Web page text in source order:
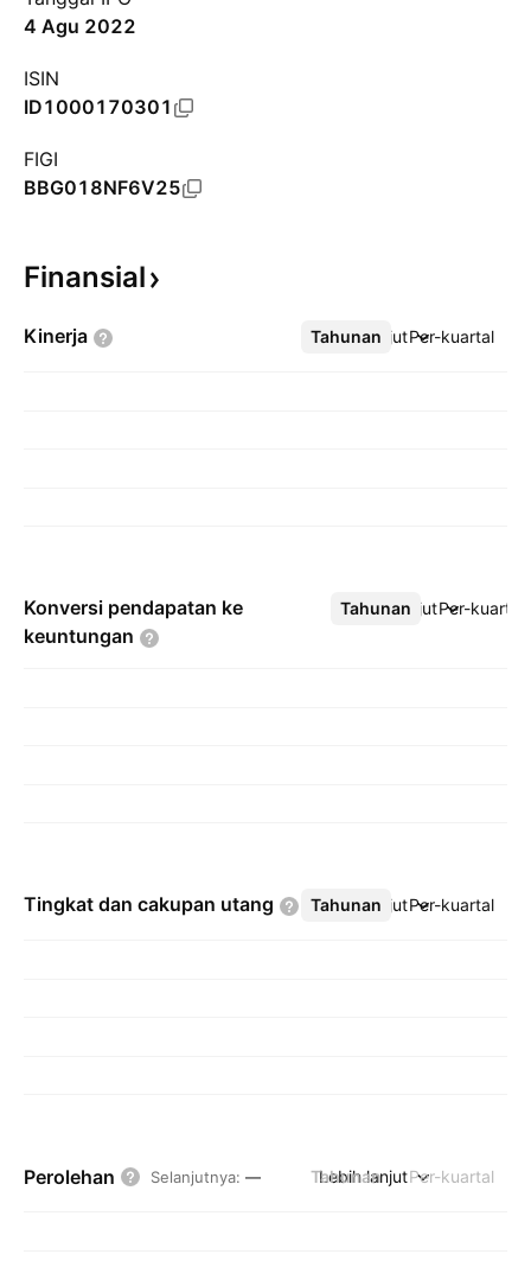
4 Agu 2022
ISIN
ID1000170301
FIGI
BBG018NF6V25
Finansial
Kinerja Tahunan Per-kuartal
Lebih lanjut
Konversi pendapatan ke
keuntungan
Tahunan Per-kuartal
Lebih lanjut
Tingkat dan cakupan utang Tahunan Per-kuartal
Lebih lanjut
Perolehan Selanjutnya: — Tahunan Per-kuartal
Lebih lanjut